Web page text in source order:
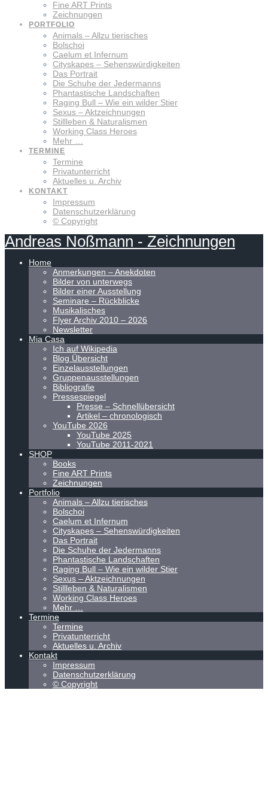
Fine ART Prints
Zeichnungen
PORTFOLIO
Animals – Allzu tierisches
Bolschoi
Caelum et Infernum
Cityskapes – Sehenswürdigkeiten
Das Portrait
Die Schuhe der Jedermanns
Phantastische Landschaften
Raging Bull – Wie ein wilder Stier
Sexus – Aktzeichnungen
Stillleben & Naturalismen
Working Class Heroes
Mehr …
TERMINE
Termine
Privatunterricht
Aktuelles u. Archiv
KONTAKT
Impressum
Datenschutzerklärung
© Copyright
Andreas Noßmann - Zeichnungen
Home
Anmerkungen – Anekdoten
Bilder von unterwegs
Bilder einer Ausstellung
Seminare – Rückblicke
Musikalisches
Flyer Archiv 2010 – 2026
Newsletter
Mia Casa
Ich auf Wikipedia
Blog Übersicht
Einzelausstellungen
Gruppenausstellungen
Bibliografie
Pressespiegel
Presse – Schnellübersicht
Artikel – chronologisch
YouTube 2026
YouTube 2025
YouTube 2011-2021
SHOP
Books
Fine ART Prints
Zeichnungen
Portfolio
Animals – Allzu tierisches
Bolschoi
Caelum et Infernum
Cityskapes – Sehenswürdigkeiten
Das Portrait
Die Schuhe der Jedermanns
Phantastische Landschaften
Raging Bull – Wie ein wilder Stier
Sexus – Aktzeichnungen
Stillleben & Naturalismen
Working Class Heroes
Mehr …
Termine
Termine
Privatunterricht
Aktuelles u. Archiv
Kontakt
Impressum
Datenschutzerklärung
© Copyright